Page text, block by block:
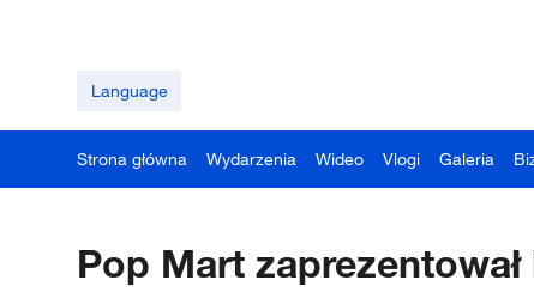
Language
Strona główna Wydarzenia Wideo Vlogi Galeria
Pop Mart